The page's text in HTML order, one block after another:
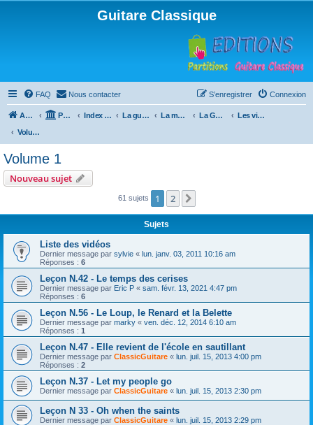
Guitare Classique
FAQ Nous contacter Connexion
S’enregistrer
Accueil Portail Index du forum La guitare : instrument, cours et théorie La méthode à Paulo La Guitare, Paulo da Fontoura
Les vidéos de la méthode
Volume 1
Volume 1
Nouveau sujet
61 sujets 1 2
Sujets
Liste des vidéos
Dernier message par sylvie « lun. janv. 03, 2011 10:16 am
Réponses : 6
Leçon N.42 - Le temps des cerises
Dernier message par Eric P « sam. févr. 13, 2021 4:47 pm
Réponses : 6
Leçon N.56 - Le Loup, le Renard et la Belette
Dernier message par marky « ven. déc. 12, 2014 6:10 am
Réponses : 1
Leçon N.47 - Elle revient de l'école en sautillant
Dernier message par ClassicGuitare « lun. juil. 15, 2013 4:00 pm
Réponses : 2
Leçon N.37 - Let my people go
Dernier message par ClassicGuitare « lun. juil. 15, 2013 2:30 pm
Leçon N 33 - Oh when the saints
Dernier message par ClassicGuitare « lun. juil. 15, 2013 2:29 pm